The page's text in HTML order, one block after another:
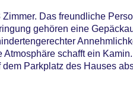
Das freundliche
gehören eine
schafft ein
Parkplatz des Hauses